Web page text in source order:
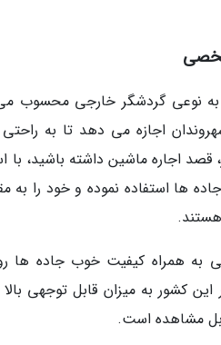
به نوعی گردشگر خارجی محسوب
اجازه می دهد تا به
اجاره ماشین داشته باشید،
جاده ها استفاده نموده و خود
همراه کیفیت خوب جاده ها
کشور به میزان قابل توجهی
مشاهده است.